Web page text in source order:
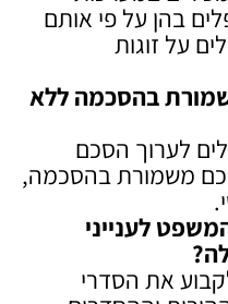
בהן על פי אותם
על זוגות
בהסכמה ללא
לערוך הסכם
משמורת בהסכמה,
לענייני
?
את הסדרי